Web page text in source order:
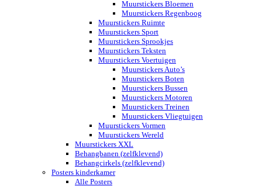
Muurstickers Bloemen
Muurstickers Regenboog
Muurstickers Ruimte
Muurstickers Sport
Muurstickers Sprookjes
Muurstickers Teksten
Muurstickers Voertuigen
Muurstickers Auto’s
Muurstickers Boten
Muurstickers Bussen
Muurstickers Motoren
Muurstickers Treinen
Muurstickers Vliegtuigen
Muurstickers Vormen
Muurstickers Wereld
Muurstickers XXL
Behangbanen (zelfklevend)
Behangcirkels (zelfklevend)
Posters kinderkamer
Alle Posters